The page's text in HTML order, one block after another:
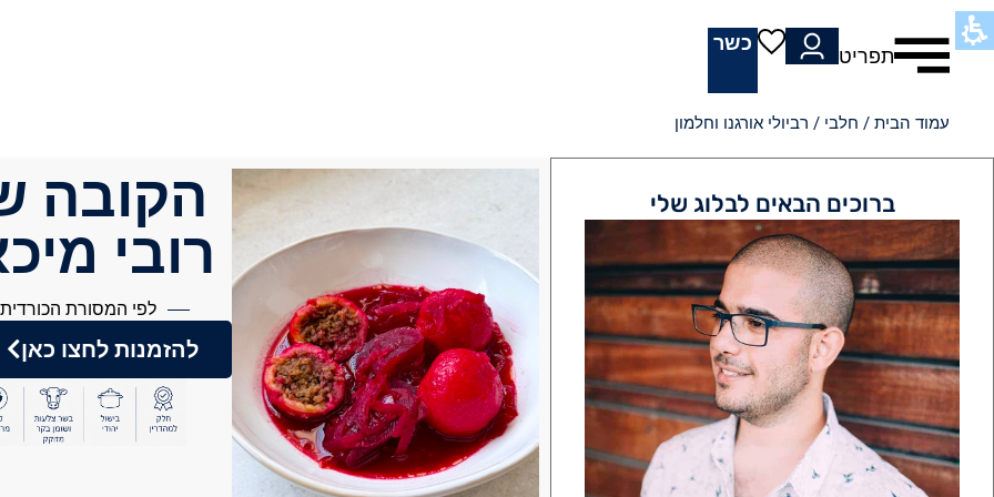
תפריט
כשר
עמוד הבית / חלבי / רביולי אורגנו וחלמון
ברוכים הבאים לבלוג שלי
הקובה
רובי
לפי המסורת הכורדית
להזמנות לחצו כאן